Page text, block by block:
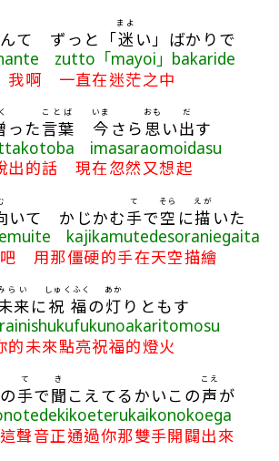
て ずっと「迷
まよ
い」ばかりで
zutto「mayoi」bakaride
啊 一直在迷茫之中
った言葉
ことば
今
いま
さら 思
おも
い出
だ
す
imasaraomoidasu
出的話 現在忽然又想起
いて かじかむ手
て
で空
そら
に描
えが
いた
kajikamutedesoraniegaita
用那僵硬的手在天空描繪
来
らい
に祝福
しゅくふく
の灯
あか
りともす
的未來點亮祝福的燈火
手
て
で聞
き
こえてるかいこの声
こえ
が
聲音正通過你那雙手開闢出來